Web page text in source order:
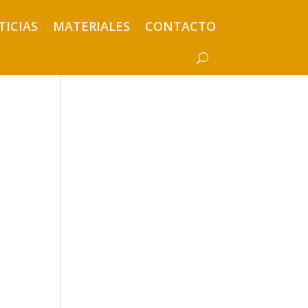
MATERIALES CONTACTO